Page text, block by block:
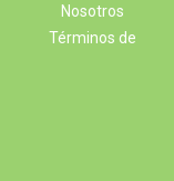
Nosotros
Términos de